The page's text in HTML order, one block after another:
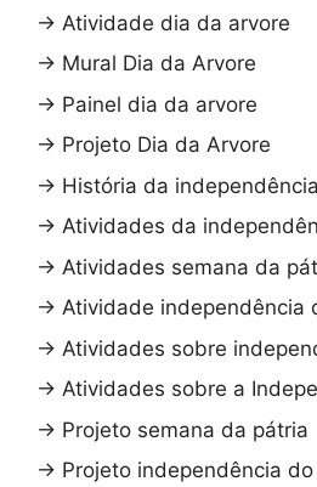
→ Atividade dia da arvore
→ Mural Dia da Arvore
→ Painel dia da arvore
→ Projeto Dia da Arvore
→ História da
→ Atividades da
→ Atividades semana da
→ Atividade independência
→ Atividades sobre
→ Atividades sobre a
→ Projeto semana da pátria
→ Projeto independência do